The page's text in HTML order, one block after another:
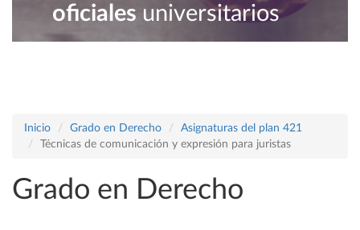
oficiales universitarios
Inicio Grado en Derecho
Asignaturas del plan 421
Técnicas de comunicación y expresión para juristas
Grado en Derecho